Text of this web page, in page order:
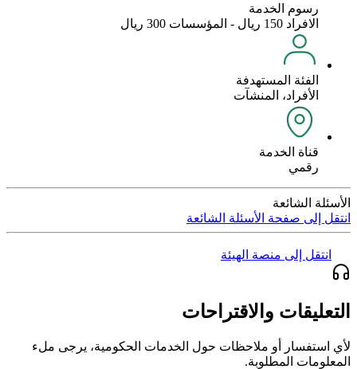
رسوم الخدمة
الافراد 150 ريال - المؤسسات 300 ريال
الفئة المستهدفة
الأفراد، المنشآت
قناة الخدمة
رقمي
الأسئلة الشائعة
انتقل إلى صفحة الأسئلة الشائعة
انتقل إلى منصة الهيئة
التعليقات والاقتراحات
لأي استفسار أو ملاحظات حول الخدمات الحكومية، يرجى ملء
المعلومات المطلوبة.